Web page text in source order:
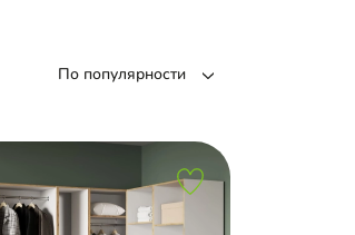
По популярности